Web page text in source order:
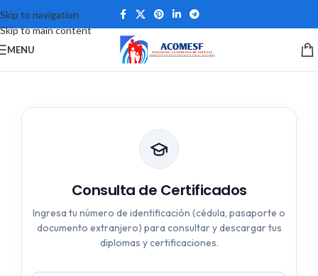
Skip to navigation
Skip to main content
MENU
Consulta de Certificados
Ingresa tu número de identificación (cédula, pasaporte o
documento extranjero) para consultar y descargar tus
diplomas y certificaciones.